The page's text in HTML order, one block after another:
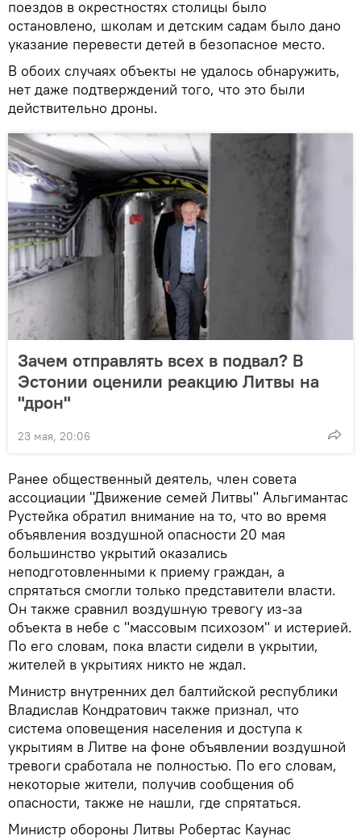
поездов в окрестностях столицы было
остановлено, школам и детским садам было дано
указание перевести детей в безопасное место.
В обоих случаях объекты не удалось обнаружить,
нет даже подтверждений того, что это были
действительно дроны.
Зачем отправлять всех в подвал? В
Эстонии оценили реакцию Литвы на
"дрон"
23 мая, 20:06
Ранее общественный деятель, член совета
ассоциации "Движение семей Литвы" Альгимантас
Рустейка обратил внимание на то, что во время
объявления воздушной опасности 20 мая
большинство укрытий оказались
неподготовленными к приему граждан, а
спрятаться смогли только представители власти.
Он также сравнил воздушную тревогу из-за
объекта в небе с "массовым психозом" и истерией.
По его словам, пока власти сидели в укрытии,
жителей в укрытиях никто не ждал.
Министр внутренних дел балтийской республики
Владислав Кондратович также признал, что
система оповещения населения и доступа к
укрытиям в Литве на фоне объявлении воздушной
тревоги сработала не полностью. По его словам,
некоторые жители, получив сообщения об
опасности, также не нашли, где спрятаться.
Министр обороны Литвы Робертас Каунас